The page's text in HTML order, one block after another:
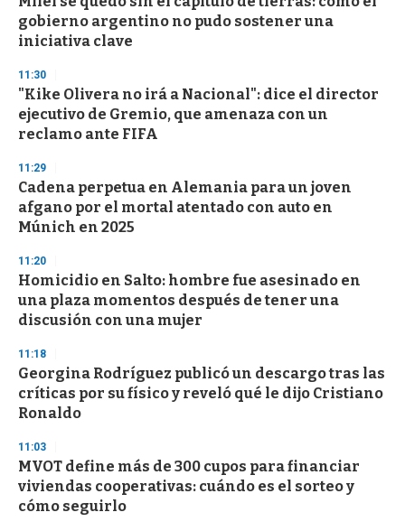
gobierno argentino no pudo sostener una
iniciativa clave
11:30
"Kike Olivera no irá a Nacional": dice el director
ejecutivo de Gremio, que amenaza con un
reclamo ante FIFA
11:29
Cadena perpetua en Alemania para un joven
afgano por el mortal atentado con auto en
Múnich en 2025
11:20
Homicidio en Salto: hombre fue asesinado en
una plaza momentos después de tener una
discusión con una mujer
11:18
Georgina Rodríguez publicó un descargo tras las
críticas por su físico y reveló qué le dijo Cristiano
Ronaldo
11:03
MVOT define más de 300 cupos para financiar
viviendas cooperativas: cuándo es el sorteo y
cómo seguirlo